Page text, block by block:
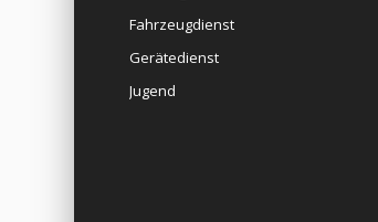
Fahrzeugdienst
Gerätedienst
Jugend